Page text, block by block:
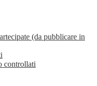
(da pubblicare in
controllati